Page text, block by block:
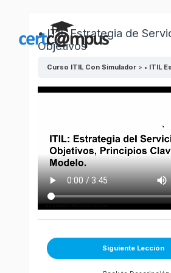
contenido
• ITIL Estrategia de
Objetivos
Curso ITIL Con Simulador • ITIL
Siguiente Lección